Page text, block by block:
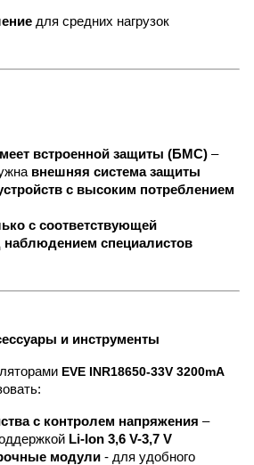
для средних нагрузок
встроенной защиты (БМС) –
внешняя система защиты
с высоким потреблением
с соответствующей
наблюдением специалистов
и инструменты
EVE INR18650-33V 3200mA
с контролем напряжения –
Li-Ion 3,6 V-3,7 V
модули - для удобного